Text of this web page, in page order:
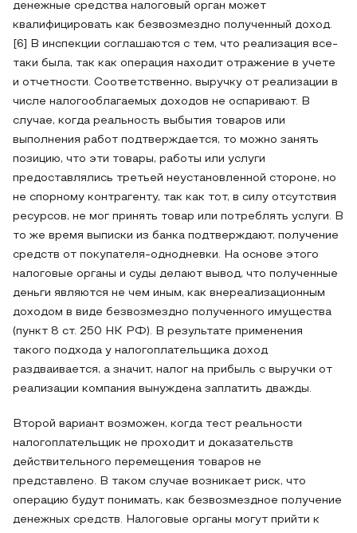
денежные средства налоговый орган может
квалифицировать как безвозмездно полученный доход.
[6] В инспекции соглашаются с тем, что реализация все-
таки была, так как операция находит отражение в учете
и отчетности. Соответственно, выручку от реализации в
числе налогооблагаемых доходов не оспаривают. В
случае, когда реальность выбытия товаров или
выполнения работ подтверждается, то можно занять
позицию, что эти товары, работы или услуги
предоставлялись третьей неустановленной стороне, но
не спорному контрагенту, так как тот, в силу отсутствия
ресурсов, не мог принять товар или потреблять услуги. В
то же время выписки из банка подтверждают, получение
средств от покупателя-однодневки. На основе этого
налоговые органы и суды делают вывод, что полученные
деньги являются не чем иным, как внереализационным
доходом в виде безвозмездно полученного имущества
(пункт 8 ст. 250 НК РФ). В результате применения
такого подхода у налогоплательщика доход
раздваивается, а значит, налог на прибыль с выручки от
реализации компания вынуждена заплатить дважды.
Второй вариант возможен, когда тест реальности
налогоплательщик не проходит и доказательств
действительного перемещения товаров не
представлено. В таком случае возникает риск, что
операцию будут понимать, как безвозмездное получение
денежных средств. Налоговые органы могут прийти к